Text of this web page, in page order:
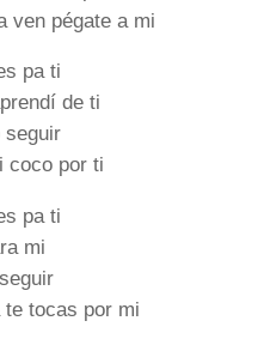
ven pégate a mi
pa ti
de ti
seguir
coco por ti
pa ti
mi
te tocas por mi